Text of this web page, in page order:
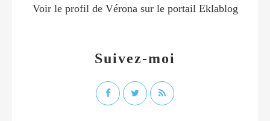
Suivez-moi
Voir le profil de Vérona sur le portail Eklablog